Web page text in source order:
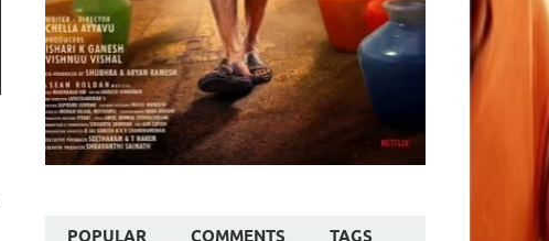
POPULAR COMMENTS TAGS